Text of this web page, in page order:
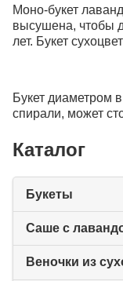
Моно-букет
высушена, чтобы
лет. Букет
Букет диаметром
спирали, может
Каталог
Букеты
Саше с
Веночки из